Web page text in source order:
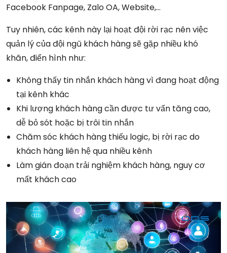
Facebook Fanpage, Zalo OA, Website,…
Tuy nhiên, các kênh này lại hoạt đội rời rạc nên việc
quản lý của đội ngũ khách hàng sẽ gặp nhiều khó
khăn, điển hình như:
Không thấy tin nhắn khách hàng vì đang hoạt động
tại kênh khác
Khi lượng khách hàng cần được tư vấn tăng cao,
dễ bỏ sót hoặc bị trôi tin nhắn
Chăm sóc khách hàng thiếu logic, bị rời rạc do
khách hàng liên hệ qua nhiều kênh
Làm gián đoạn trải nghiệm khách hàng, nguy cơ
mất khách cao